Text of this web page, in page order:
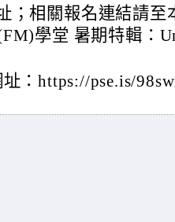
；相關報名連結請至
學堂 暑期特輯：
：https://pse.is/